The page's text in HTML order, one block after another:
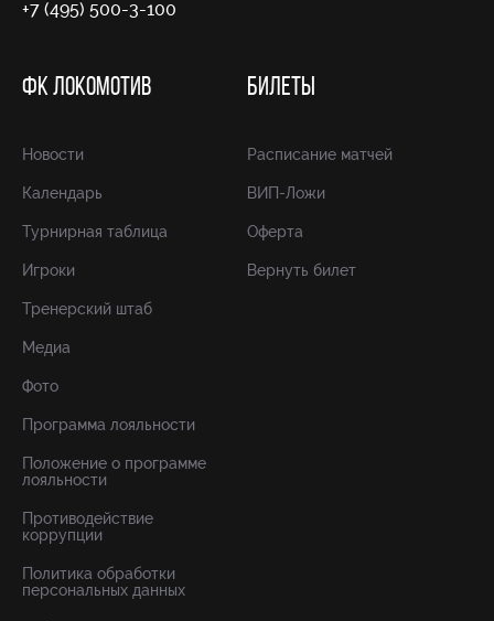
+7 (495) 500-3-100
ФК ЛОКОМОТИВ
Новости
Календарь
Турнирная таблица
Игроки
Тренерский штаб
Медиа
Фото
Программа лояльности
Положение о программе
лояльности
Противодействие
коррупции
Политика обработки
персональных данных
БИЛЕТЫ
Расписание матчей
ВИП-Ложи
Оферта
Вернуть билет